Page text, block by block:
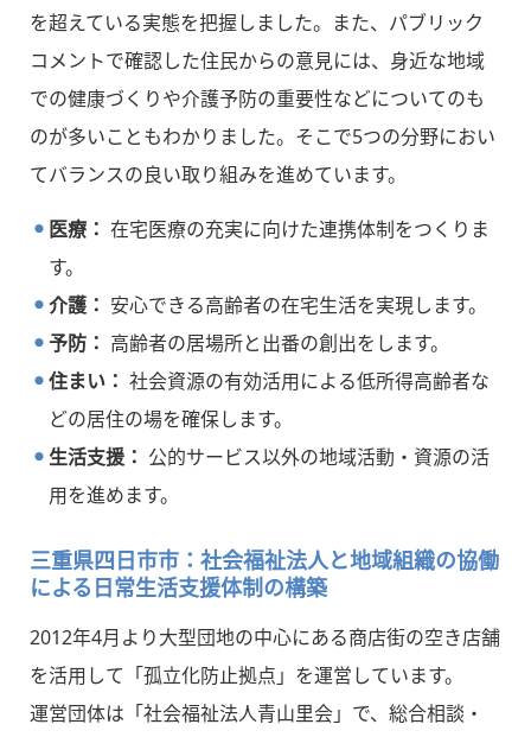
を超えている実態を把握しました。また、パブリック
コメントで確認した住民からの意見には、身近な地域
での健康づくりや介護予防の重要性などについてのも
のが多いこともわかりました。そこで5つの分野におい
てバランスの良い取り組みを進めています。
医療： 在宅医療の充実に向けた連携体制をつくりま
す。
介護： 安心できる高齢者の在宅生活を実現します。
予防： 高齢者の居場所と出番の創出をします。
住まい： 社会資源の有効活用による低所得高齢者な
どの居住の場を確保します。
生活支援： 公的サービス以外の地域活動・資源の活
用を進めます。
三重県四日市市：社会福祉法人と地域組織の協働
による日常生活支援体制の構築
2012年4月より大型団地の中心にある商店街の空き店舗
を活用して「孤立化防止拠点」を運営しています。
運営団体は「社会福祉法人青山里会」で、総合相談・